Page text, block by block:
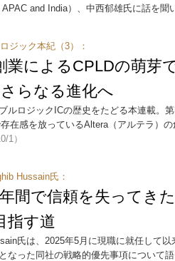
and India）、中西郁雄氏に話を聞
ジック本紀（3）：
業によるCPLDの萌芽
らなる進化へ
ルロジックICの歴史をたどる本連載。
在感を放っているAltera（アルテラ）
1）
Hussain氏：
年間で信頼を失ってき
指す道
氏は、2025年5月に現職に就任して
なった同社の戦略的優先事項について